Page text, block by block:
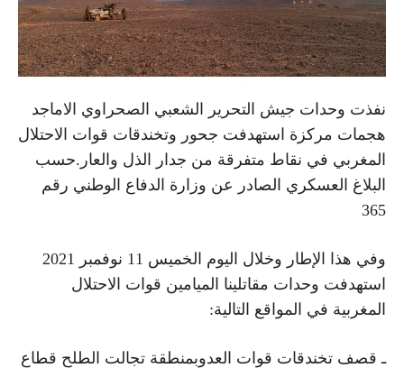
نفذت وحدات جيش التحرير الشعبي الصحراوي الاماجد
هجمات مركزة استهدفت جحور وتخندقات قوات الاحتلال
المغربي في نقاط متفرقة من جدار الذل والعار.حسب
البلاغ العسكري الصادر عن وزارة الدفاع الوطني رقم
365
وفي هذا الإطار وخلال اليوم الخميس 11 نوفمبر 2021
استهدفت وحدات مقاتلينا الميامين قوات الاحتلال
المغربية في المواقع التالية:
ـ قصف تخندقات قوات العدوبمنطقة تجالت الطلح قطاع